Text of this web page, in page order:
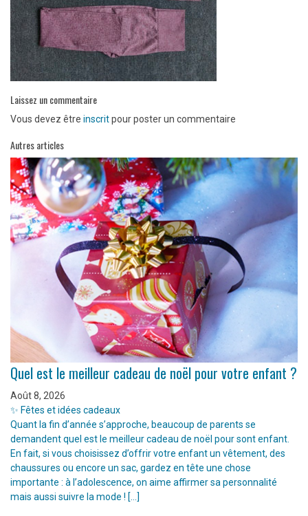
Laissez un commentaire
Vous devez être inscritpour poster un commentaire
Autres articles
Quel est le meilleur cadeau de noël pour votre enfant ?
Août 8, 2026
✨ Fêtes et idées cadeaux
Quant la fin d’année s’approche, beaucoup de parents se
demandent quel est le meilleur cadeau de noël pour sont enfant.
En fait, si vous choisissez d’offrir votre enfant un vêtement, des
chaussures ou encore un sac, gardez en tête une chose
importante : à l’adolescence, on aime affirmer sa personnalité
mais aussi suivre la mode ! […]